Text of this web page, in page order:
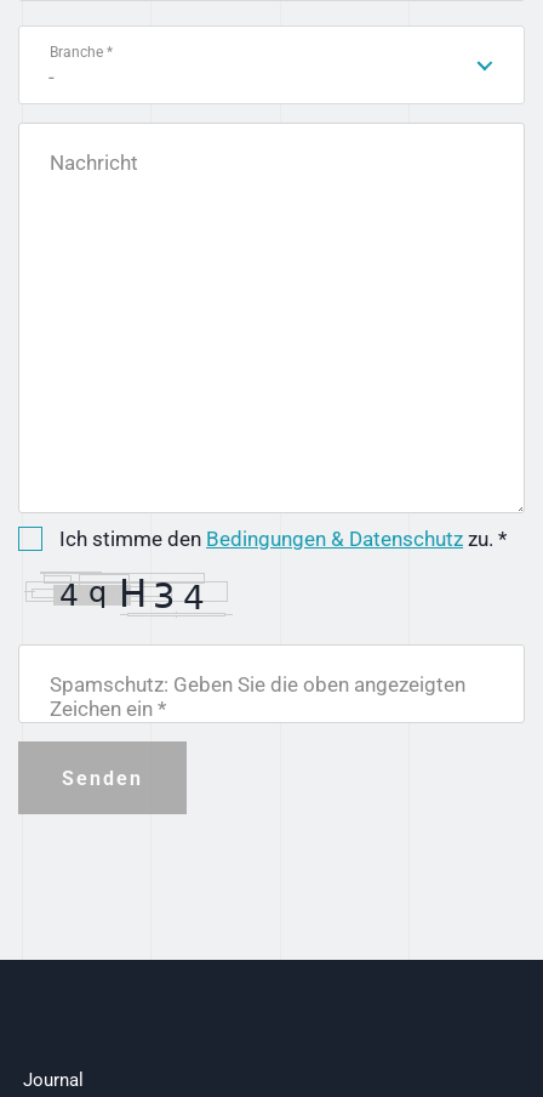
Branche *
-
Nachricht
Ich stimme den Bedingungen & Datenschutz zu. *
Spamschutz: Geben Sie die oben angezeigten
Zeichen ein *
Senden
Journal